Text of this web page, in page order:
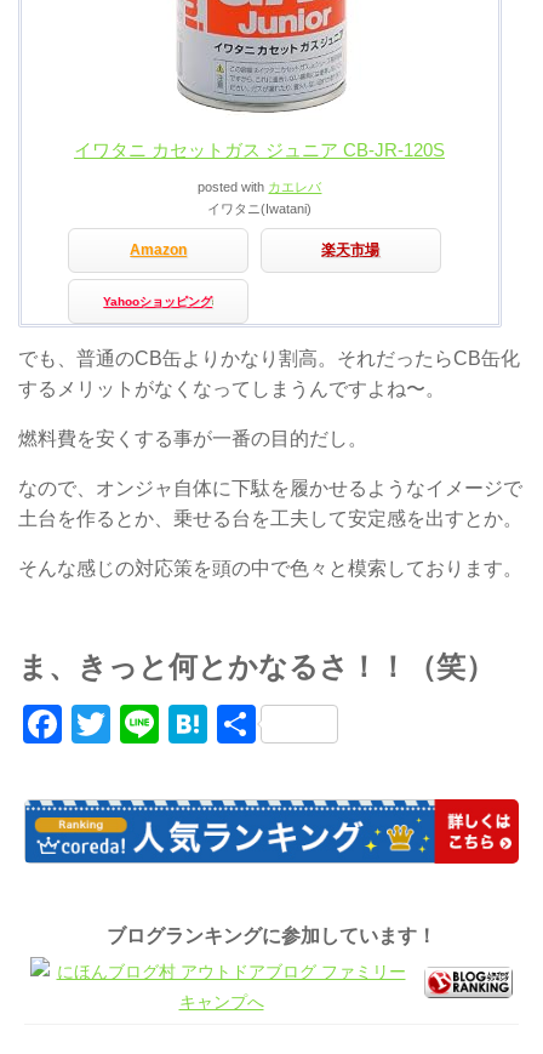
イワタニ カセットガス ジュニア CB-JR-120S
posted with カエレバ
イワタニ(Iwatani)
Amazon 楽天市場
Yahooショッピング
でも、普通のCB缶よりかなり割高。それだったらCB缶化
するメリットがなくなってしまうんですよね〜。
燃料費を安くする事が一番の目的だし。
なので、オンジャ自体に下駄を履かせるようなイメージで
土台を作るとか、乗せる台を工夫して安定感を出すとか。
そんな感じの対応策を頭の中で色々と模索しております。
ま、きっと何とかなるさ！！（笑）
Facebook
Twitter
LineHatena
共
ブログランキングに参加しています！